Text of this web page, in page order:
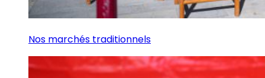
Nos marchés traditionnels